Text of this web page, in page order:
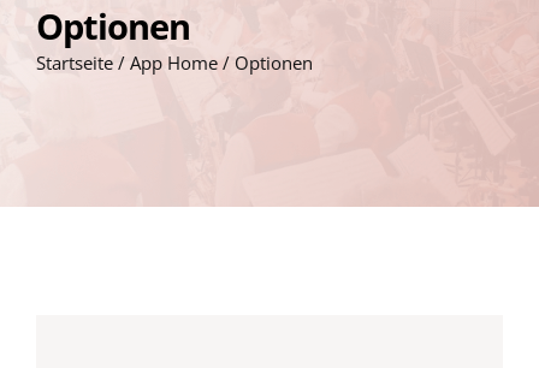
Optionen
Startseite / App Home / Optionen